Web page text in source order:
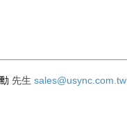
先生 sales@usync.com.tw